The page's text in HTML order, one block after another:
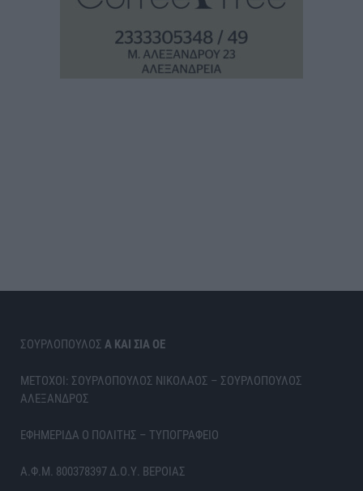
ΣΟΥΡΛΟΠΟΥΛΟΣ Α ΚΑΙ ΣΙΑ ΟΕ
ΜΕΤΟΧΟΙ: ΣΟΥΡΛΟΠΟΥΛΟΣ ΝΙΚΟΛΑΟΣ – ΣΟΥΡΛΟΠΟΥΛΟΣ
ΑΛΕΞΑΝΔΡΟΣ
ΕΦΗΜΕΡΙΔΑ Ο ΠΟΛΙΤΗΣ – ΤΥΠΟΓΡΑΦΕΙΟ
Α.Φ.Μ. 800378397 Δ.Ο.Υ. ΒΕΡΟΙΑΣ